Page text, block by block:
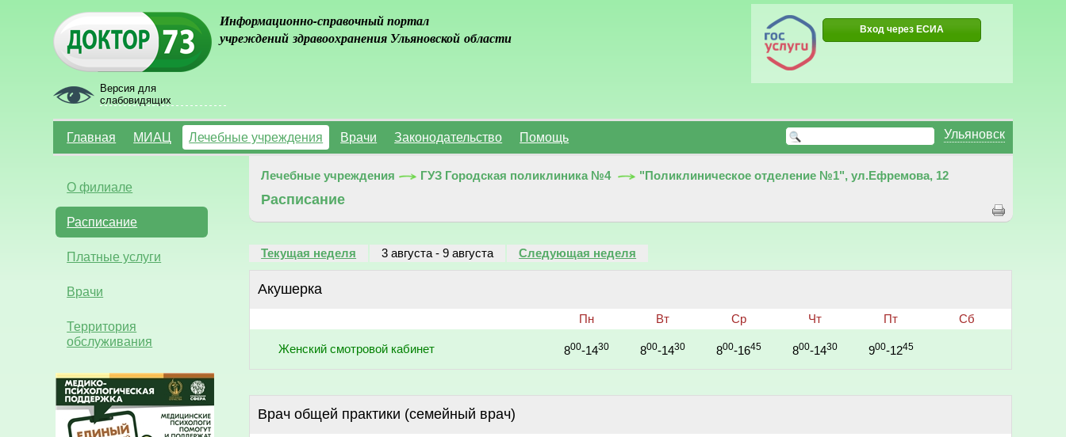
Версия для
слабовидящих
Информационно-справочный портал
учреждений здравоохранения Ульяновской области
Вход через ЕСИА
Ульяновск
Главная МИАЦ Лечебные учреждения Врачи Законодательство Помощь
О филиале
Расписание
Платные услуги
Врачи
Территория
обслуживания
Лечебные учреждения ГУЗ Городская поликлиника №4 "Поликлиническое отделение №1", ул.Ефремова, 12
Расписание
Текущая неделя 3 августа-9 августа Следующая неделя
Акушерка
Пн Вт Ср Чт Пт Сб
Женский смотровой кабинет 800-1430 800-1430 800-1645 800-1430 900-1245
Врач общей практики (семейный врач)